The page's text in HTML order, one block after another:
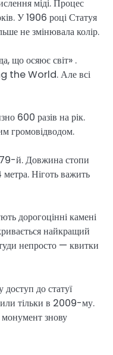
міді. Процес
У 1906 році Статуя
не змінювала колір.
що осяює світ» .
the World. Але всі
600 разів на рік.
громовідводом.
й. Довжина стопи
Ніготь важить
дорогоцінні камені
найкращий
непросто — квитки
доступ до статуї
тільки в 2009-му.
монумент знову